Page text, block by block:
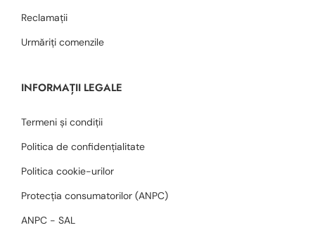
Reclamații
Urmăriți comenzile
INFORMAȚII LEGALE
Termeni și condiții
Politica de confidențialitate
Politica cookie-urilor
Protecția consumatorilor (ANPC)
ANPC - SAL